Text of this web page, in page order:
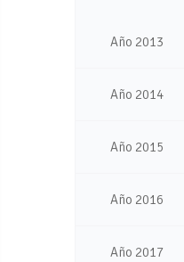
Año 2013
Año 2014
Año 2015
Año 2016
Año 2017